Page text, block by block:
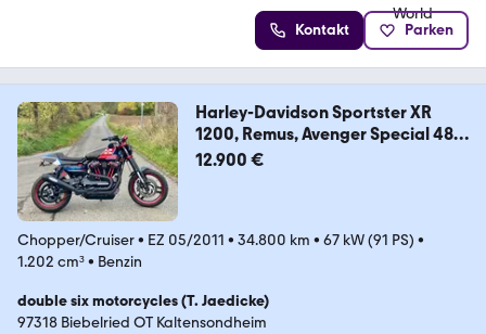
Kontakt Parken
Harley-Davidson Sportster XR
1200, Remus, Avenger Special 48
:-)
12.900 €
Chopper/Cruiser• EZ 05/2011 • 34.800 km • 67 kW (91 PS) •
1.202 cm³• Benzin
double six motorcycles (T. Jaedicke)
97318 Biebelried OT Kaltensondheim